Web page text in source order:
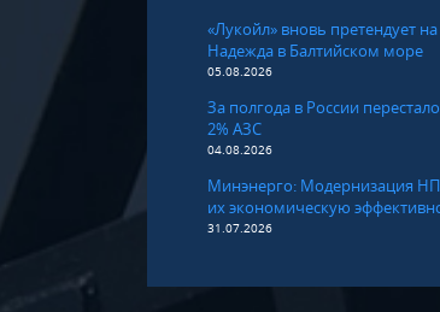
«Лукойл» вновь претендует
Надежда в Балтийском море
05.08.2026
За полгода в России
2% АЗС
04.08.2026
Минэнерго: Модернизация
их экономическую
31.07.2026